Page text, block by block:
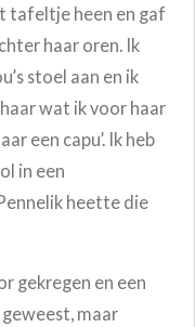
tafeltje heen en gaf
haar oren. Ik
stoel aan en ik
wat ik voor haar
een capu’. Ik heb
in een
heette die
gekregen en een
maar